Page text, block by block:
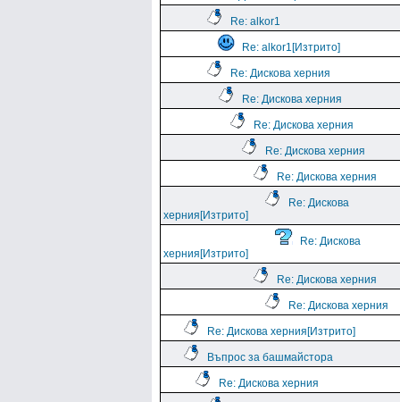
Re: alkor1
Re: alkor1[Изтрито]
Re: Дискова херния
Re: Дискова херния
Re: Дискова херния
Re: Дискова херния
Re: Дискова херния
Re: Дискова
херния[Изтрито]
Re: Дискова
херния[Изтрито]
Re: Дискова херния
Re: Дискова херния
Re: Дискова херния[Изтрито]
Въпрос за башмайстора
Re: Дискова херния